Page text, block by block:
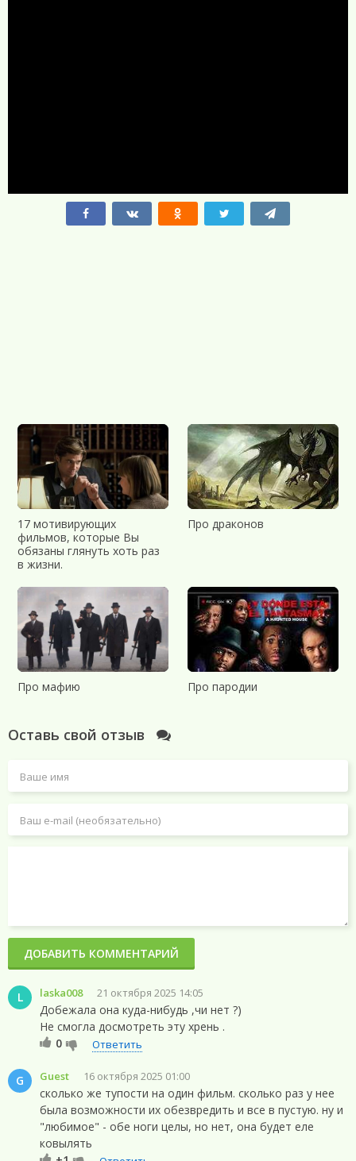
17 мотивирующих
фильмов, которые Вы
обязаны глянуть хоть раз
в жизни.
Про драконов
Про мафию Про пародии
Оставь свой отзыв
L laska008 21 октября 2025 14:05
Добежала она куда-нибудь ,чи нет ?)
Не смогла досмотреть эту хрень .
0
Ответить
G Guest 16 октября 2025 01:00
сколько же тупости на один фильм. сколько раз у нее
была возможности их обезвредить и все в пустую. ну и
"любимое" - обе ноги целы, но нет, она будет еле
ковылять
ДОБАВИТЬ КОММЕНТАРИЙ